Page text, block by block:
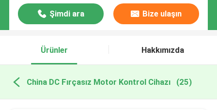
Şimdi ara Bize ulaşın
Ürünler Hakkımızda
China DC Fırçasız Motor Kontrol Cihazı (25)